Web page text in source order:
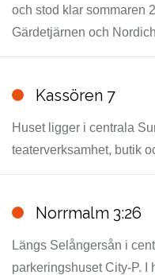
och stod klar sommaren
Gärdetjärnen och
Kassören 7
Huset ligger i centrala
teaterverksamhet, butik
Norrmalm 3:26
Längs Selångersån i
parkeringshuset City-P. I